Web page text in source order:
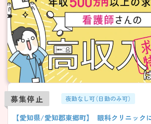
募集停止 夜勤なし可（日勤のみ可）
【愛知県/愛知郡東郷町】 眼科クリニック